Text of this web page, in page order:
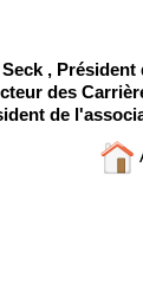
, Président
des
de